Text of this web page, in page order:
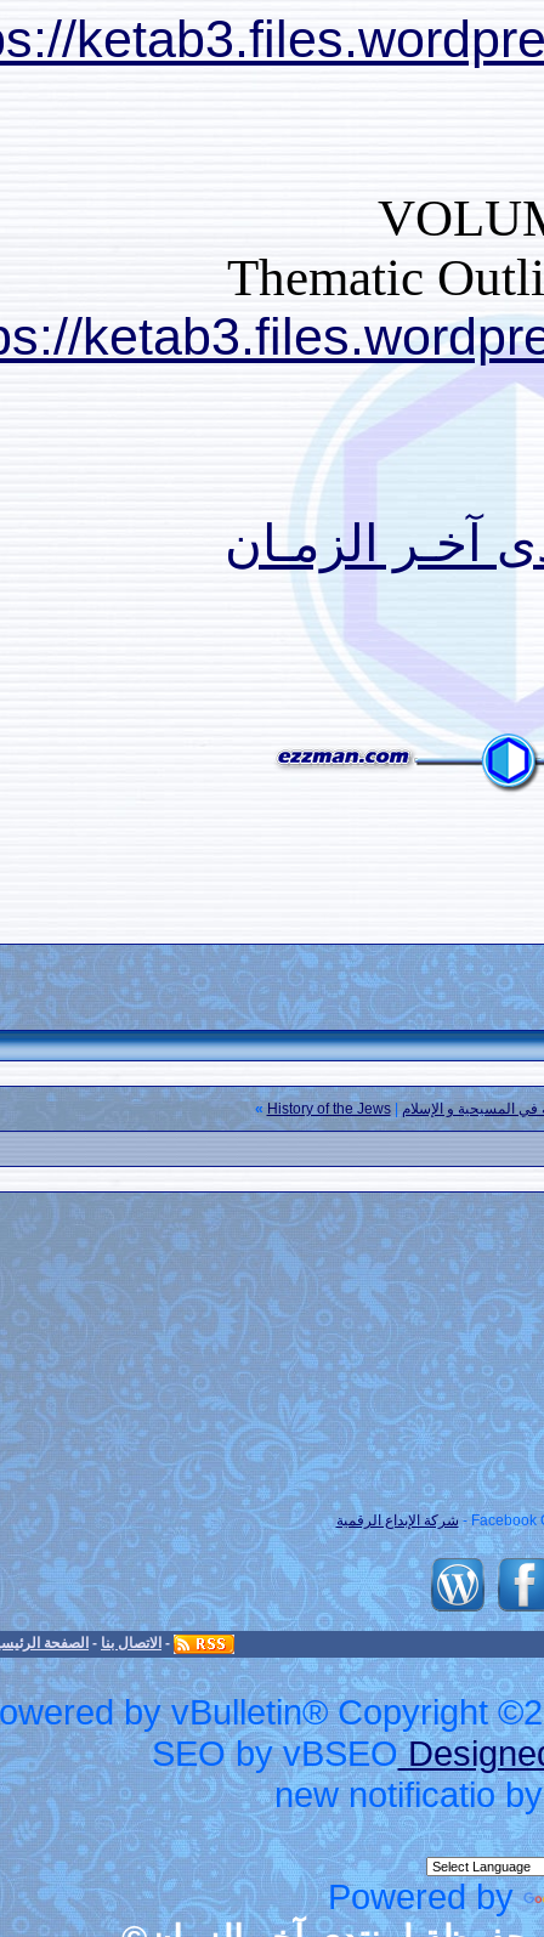
https://
https://
History of the
»
الصفحة الرئيسية -الأرشيف-الأعلى
Powered by vBulletin®
SEO by
new